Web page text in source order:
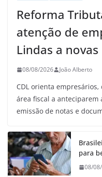
Reforma
atenção de
Lindas a
08/08/2026 João Alberto
CDL orienta
área fiscal a anteciparem
emissão de notas e
para
08/